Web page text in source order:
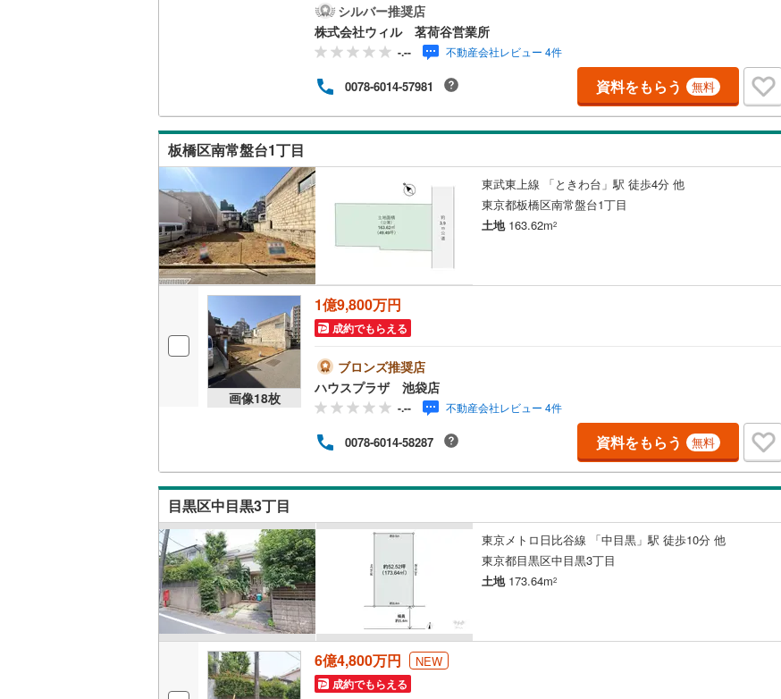
家族のライフスタイルにあったお住まいをご建築ください！◆教育・文化施設
が多い文教地区に立地！◆「セブンイレブン南池袋1丁目南店」まで徒歩約4
分！ちょっとしたお買い物に便利！◆「肉のハナマサ池袋店」まで徒歩約6分！
毎日のお買い物もスムーズ！◆日々の楽しみが広がる「雑司が谷みみずく公
園」まで徒歩約5分！気軽に外遊びを満喫！【営業時間10:00～19:00】上記時間
はお電話が繋がりやすくなっております。ぜひお気軽にご連絡下さい！現地を
見学される場合は「室内・現地を見学する（無料）」ボタンよりご希望の日時
をご記入いただけますとスムーズにご案内が可能です。【ウィル不動産販売は
ここが強み】（1）住宅ローンに精通したローン専門部署があります！（2）施
シルバー推奨店
株式会社ウィル 茗荷谷営業所
-.-- 不動産会社レビュー 4件
0078-6014-57981 資料をもらう 無料
板橋区南常盤台1丁目
東武東上線 「ときわ台」駅 徒歩4分 他
東京都板橋区南常盤台1丁目
土地163.62m2
画像18枚
1億9,800万円
成約でもらえる
ブロンズ推奨店
ハウスプラザ 池袋店
-.-- 不動産会社レビュー 4件
0078-6014-58287 資料をもらう 無料
目黒区中目黒3丁目
東京メトロ日比谷線 「中目黒」駅 徒歩10分 他
東京都目黒区中目黒3丁目
土地173.64m2
6億4,800万円 NEW
成約でもらえる
神津島村(0)
八丈島八丈町(0
京王相模原線(52)
小田急多摩線
36)
東急大井町線(39 東急田園都市線( 35)
東急世田谷線(10) 東急目黒線(32)
(0 都営日暮里・舎人ライナー
多摩モノレール
43